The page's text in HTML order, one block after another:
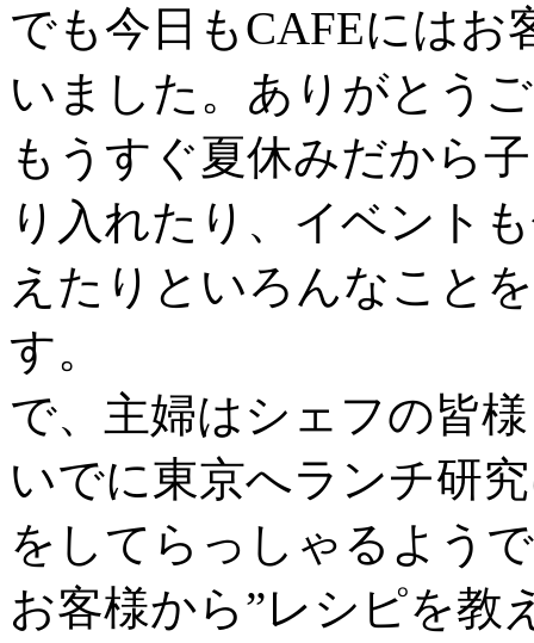
でも今日もCAFEには
いました。ありがとう
もうすぐ夏休みだから
り入れたり、イベント
えたりといろんなこと
す。
で、主婦はシェフの皆
いでに東京へランチ研
をしてらっしゃるよう
お客様から”レシピを教